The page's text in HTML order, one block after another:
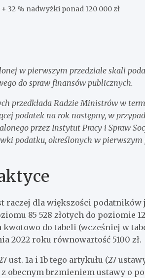
+ 32 % nadwyżki ponad 120 000 zł
w pierwszym przedziale skali
do spraw finansów publicznych.
przedkłada Radzie Ministrów w
podatek na rok następny, w
przez Instytut Pracy i Spraw
podatku, określonych w pierwszym
dla większości podatników
85 528 złotych do poziomie
do tabeli (wcześniej w
2022 roku równowartość 5100 zł.
1a i 1b tego artykułu (27
obecnym brzmieniem ustawy o